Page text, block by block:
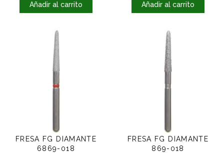
Añadir al carrito Añadir al carrito
FRESA FG DIAMANTE
6869-018
FRESA FG DIAMANTE
869-018